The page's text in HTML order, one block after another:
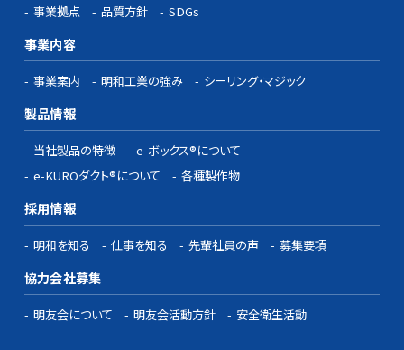
事業拠点
品質方針 SDGs
事業内容
事業案内 明和工業の強み シーリング・マジック
製品情報
当社製品の特徴
e-ボックス®について
e-KUROダクト®について
各種製作物
採用情報
明和を知る 仕事を知る 先輩社員の声 募集要項
協力会社募集
明友会について 明友会活動方針 安全衛生活動